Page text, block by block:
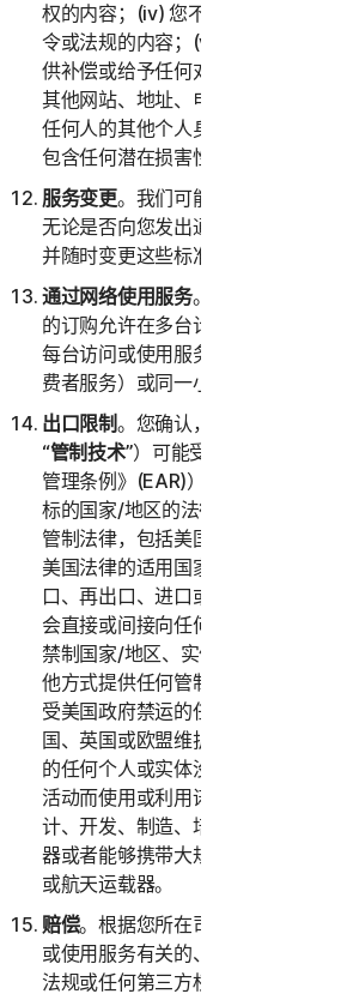
权的内容；(iv) 您不会提供违反任何
令或法规的内容；(v) 您不会提供任
供补偿或给予任何对价的内容；(vi)
其他网站、地址、电子邮件地址、
任何人的其他个人身份信息的内容
包含任何潜在损害性计算机程序或文
服务变更。我们可能会随时变更或
无论是否向您发出通知。我们还保
并随时变更这些标准的权利。
通过网络使用服务。您可以通过网
的订购允许在多台计算机或设备上
每台访问或使用服务的计算机或设
费者服务）或同一小型企业（企业服
出口限制。您确认，本服务及相关
“管制技术”）可能受美国进出口法
管理条例》(EAR)）以及作为管制技
标的国家/地区的法律的约束。您同
管制法律，包括美国贸易禁运和制
美国法律的适用国家或地区法律，
口、再出口、进口或以其他方式提
会直接或间接向任何需要出口许可
禁制国家/地区、实体或个人出口、
他方式提供任何管制技术。您证明
受美国政府禁运的任何国家或地区
国、英国或欧盟维护的任何受限制
的任何个人或实体没有关联。根据
活动而使用或利用诺顿卫复客软件
计、开发、制造、培训或测试化学
器或者能够携带大规模杀伤性武器
或航天运载器。
赔偿。根据您所在司法辖区的适用
或使用服务有关的、因您违反本
法规或任何第三方权利而产生的任